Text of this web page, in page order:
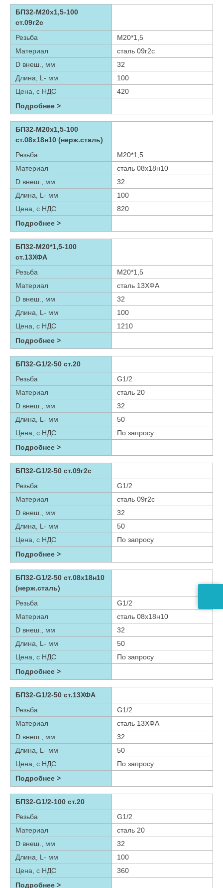
БП32-М20х1,5-100
ст.09г2с
Резьба
М20*1,5
Материал
сталь 09г2с
D внеш., мм
32
Длина, L- мм
100
Цена, с НДС
420
Подробнее >
БП32-М20х1,5-100
ст.08х18н10 (нерж.сталь)
Резьба
М20*1,5
Материал
сталь 08х18н10
D внеш., мм
32
Длина, L- мм
100
Цена, с НДС
820
Подробнее >
БП32-М20*1,5-100
ст.13ХФА
Резьба
М20*1,5
Материал
сталь 13ХФА
D внеш., мм
32
Длина, L- мм
100
Цена, с НДС
1210
Подробнее >
БП32-G1/2-50 ст.20
Резьба
G1/2
Материал
сталь 20
D внеш., мм
32
Длина, L- мм
50
Цена, с НДС
По запросу
Подробнее >
БП32-G1/2-50 ст.09г2с
Резьба
G1/2
Материал
сталь 09г2с
D внеш., мм
32
Длина, L- мм
50
Цена, с НДС
По запросу
Подробнее >
БП32-G1/2-50 ст.08х18н10
(нерж.сталь)
Резьба
G1/2
Материал
сталь 08х18н10
D внеш., мм
32
Длина, L- мм
50
Цена, с НДС
По запросу
Подробнее >
БП32-G1/2-50 ст.13ХФА
Резьба
G1/2
Материал
сталь 13ХФА
D внеш., мм
32
Длина, L- мм
50
Цена, с НДС
По запросу
Подробнее >
БП32-G1/2-100 ст.20
Резьба
G1/2
Материал
сталь 20
D внеш., мм
32
Длина, L- мм
100
Цена, с НДС
360
Подробнее >